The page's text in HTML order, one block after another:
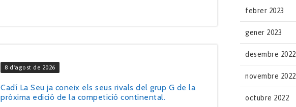
8 d'agost de 2026
Cadí La Seu ja coneix els seus rivals del grup G de la
pròxima edició de la competició continental.
febrer 2023
gener 2023
desembre 2022
novembre 2022
octubre 2022